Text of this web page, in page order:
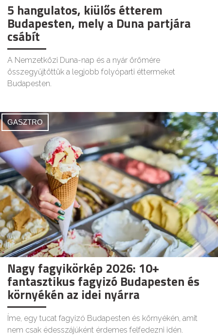
5 hangulatos, kiülős étterem
Budapesten, mely a Duna partjára
csábít
A Nemzetközi Duna-nap és a nyár örömére
összegyűjtöttük a legjobb folyóparti éttermeket
Budapesten.
GASZTRO
Nagy fagyikörkép 2026: 10+
fantasztikus fagyizó Budapesten és
környékén az idei nyárra
Íme, egy tucat fagyizó Budapesten és környékén, amit
nem csak édesszájúként érdemes felfedezni idén.